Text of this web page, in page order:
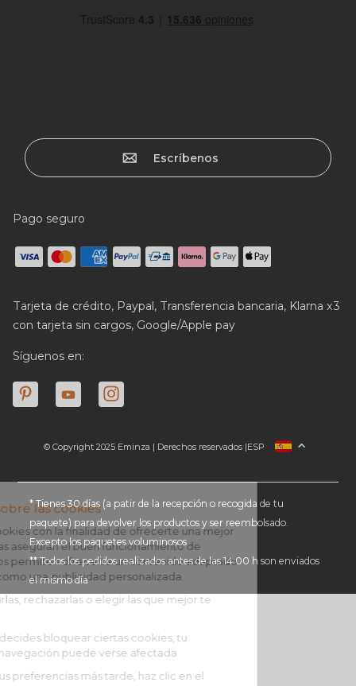
Escríbenos
Pago seguro
Tarjeta de crédito, Paypal, Transferencia bancaria, Klarna x3
con tarjeta sin cargos, Google/Apple pay
Síguenos en:
© Copyright 2025 Eminza | Derechos reservados |
FRANCIA
ALEMANIA
PAÍSES BAJOS
ESP
* Tienes 30 días (a patir de la recepción o recogida de tu
paquete) para devolver los productos y ser reembolsado.
Excepto los paquetes voluminosos
** Todos los pedidos realizados antes de las 14:00 h son enviados
el mismo día